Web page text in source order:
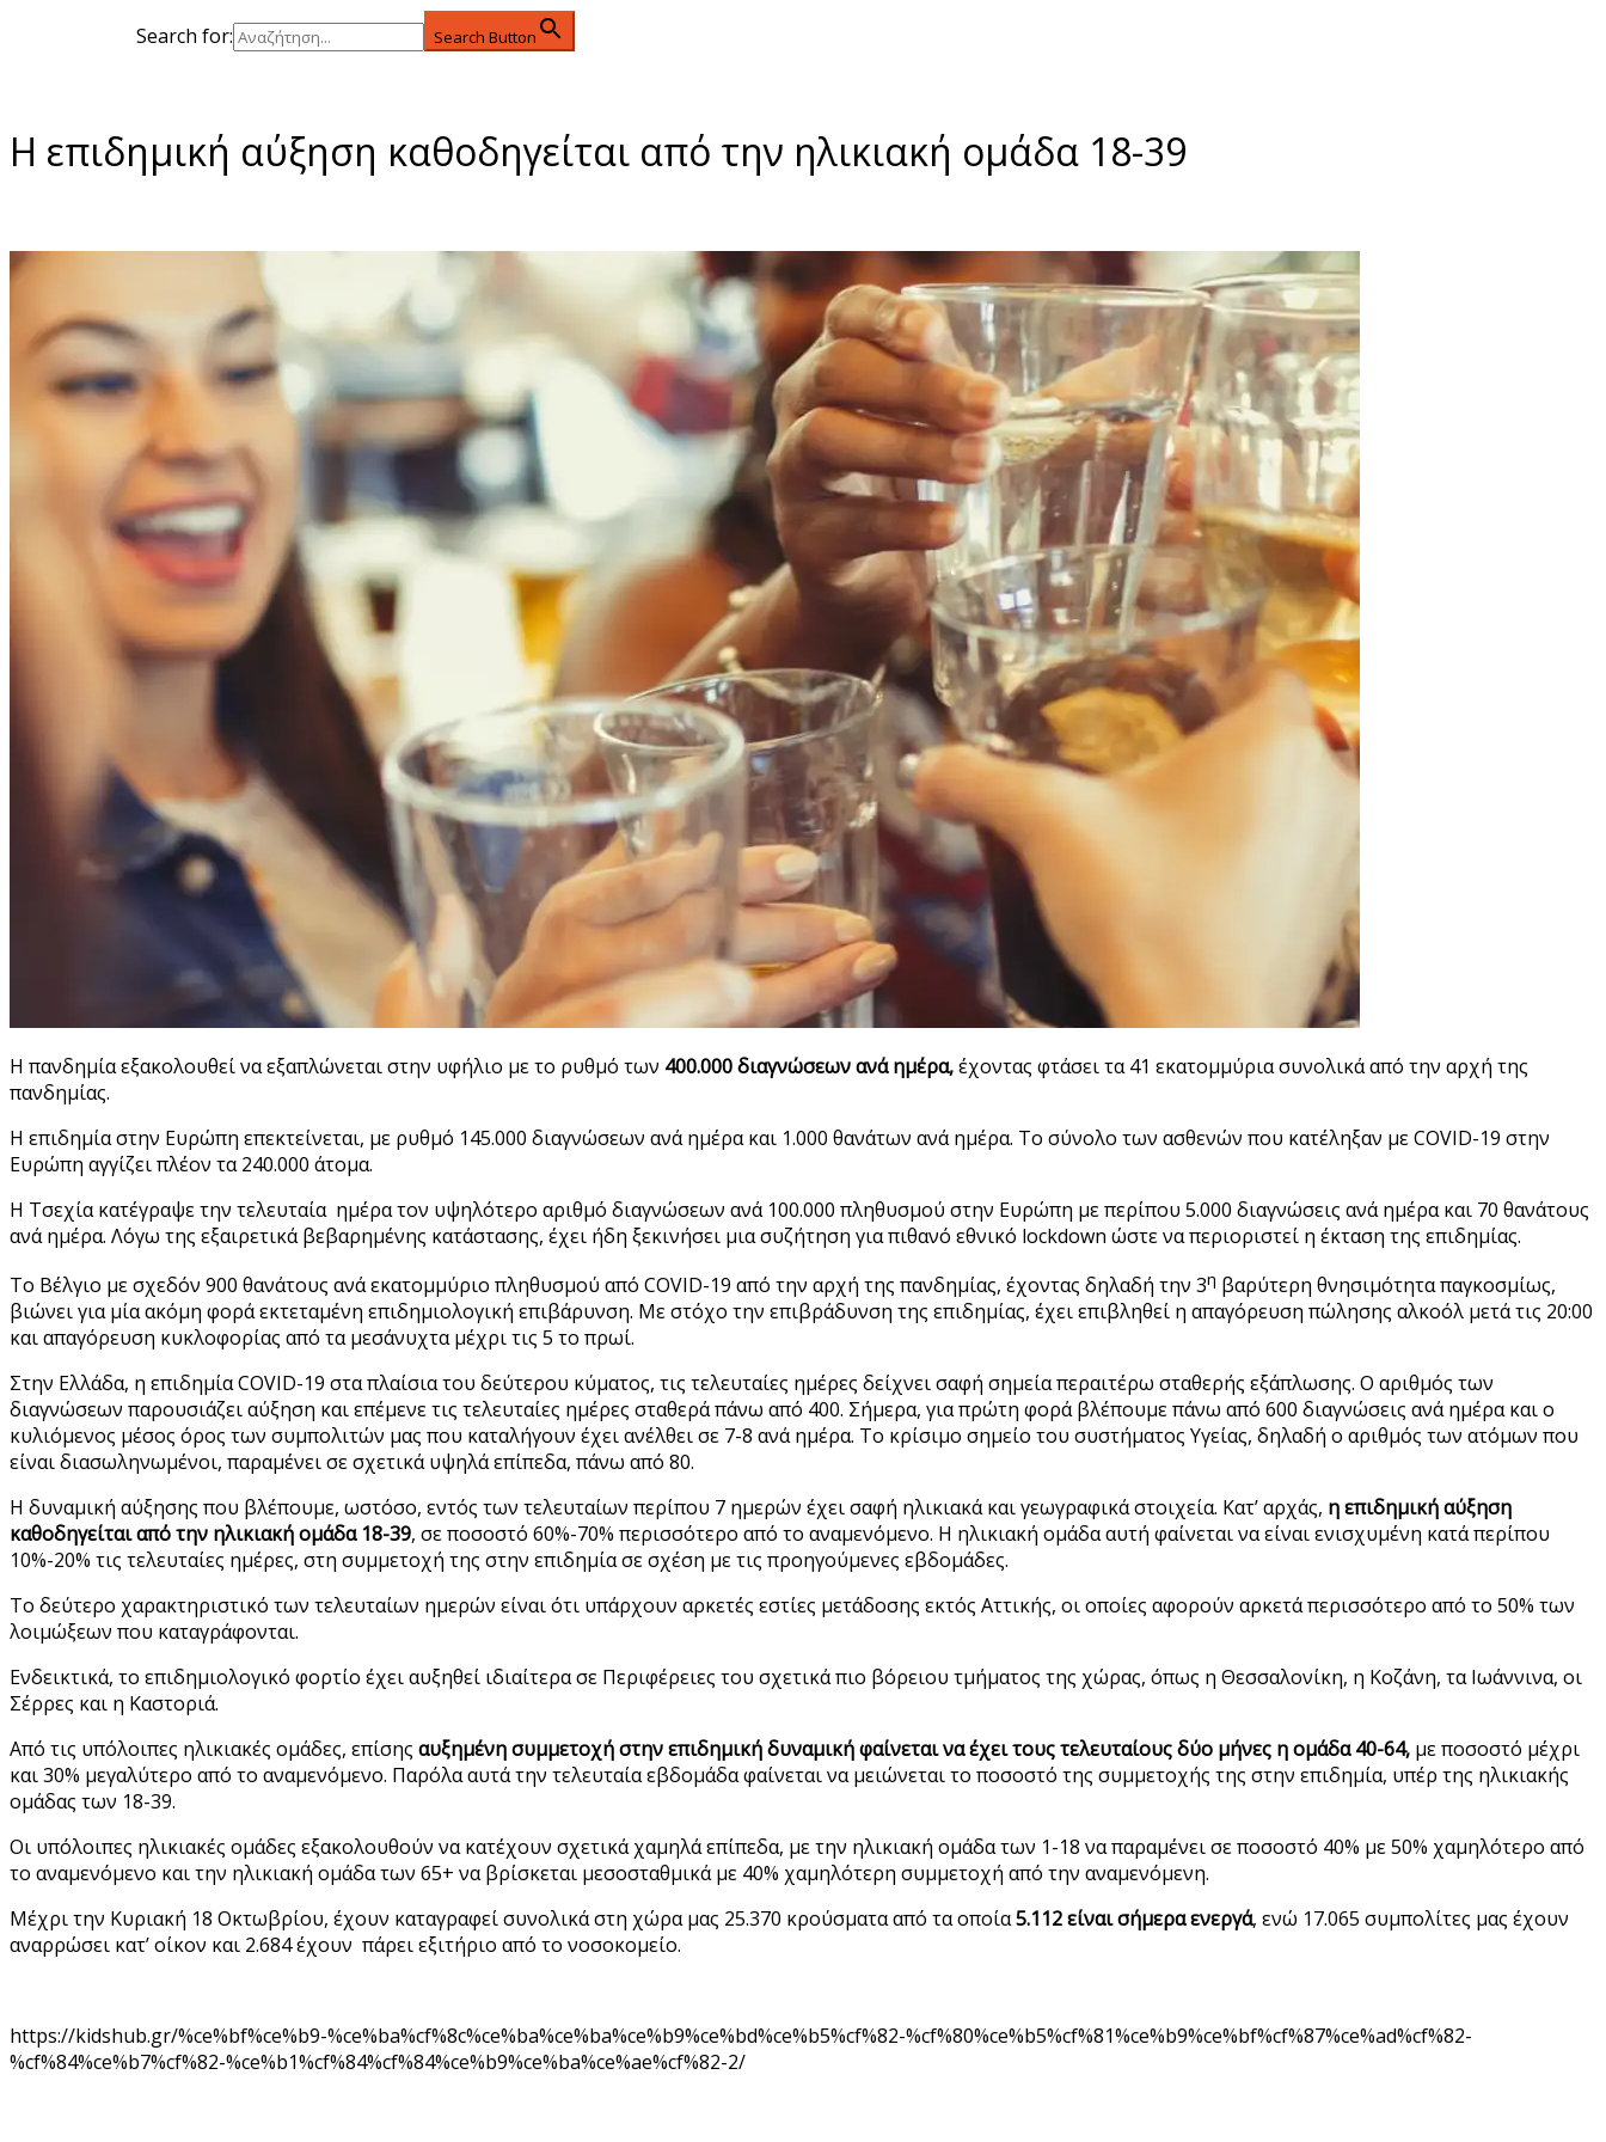
Search for: Search Button
Η επιδημική αύξηση καθοδηγείται από την ηλικιακή ομάδα 18-39
Η πανδημία εξακολουθεί να εξαπλώνεται στην υφήλιο με το ρυθμό των 400.000 διαγνώσεων ανά ημέρα,έχοντας φτάσει τα 41 εκατομμύρια συνολικά από την αρχή της
πανδημίας.
Η επιδημία στην Ευρώπη επεκτείνεται, με ρυθμό 145.000 διαγνώσεων ανά ημέρα και 1.000 θανάτων ανά ημέρα. Το σύνολο των ασθενών που κατέληξαν με COVID-19 στην
Ευρώπη αγγίζει πλέον τα 240.000 άτομα.
Η Τσεχία κατέγραψε την τελευταία ημέρα τον υψηλότερο αριθμό διαγνώσεων ανά 100.000 πληθυσμού στην Ευρώπη με περίπου 5.000 διαγνώσεις ανά ημέρα και 70 θανάτους
ανά ημέρα. Λόγω της εξαιρετικά βεβαρημένης κατάστασης, έχει ήδη ξεκινήσει μια συζήτηση για πιθανό εθνικό lockdown ώστε να περιοριστεί η έκταση της επιδημίας.
Το Βέλγιο με σχεδόν 900 θανάτους ανά εκατομμύριο πληθυσμού από COVID-19 από την αρχή της πανδημίας, έχοντας δηλαδή την 3η βαρύτερη θνησιμότητα παγκοσμίως,
βιώνει για μία ακόμη φορά εκτεταμένη επιδημιολογική επιβάρυνση. Με στόχο την επιβράδυνση της επιδημίας, έχει επιβληθεί η απαγόρευση πώλησης αλκοόλ μετά τις 20:00
και απαγόρευση κυκλοφορίας από τα μεσάνυχτα μέχρι τις 5 το πρωί.
Στην Ελλάδα, η επιδημία COVID-19 στα πλαίσια του δεύτερου κύματος, τις τελευταίες ημέρες δείχνει σαφή σημεία περαιτέρω σταθερής εξάπλωσης. Ο αριθμός των
διαγνώσεων παρουσιάζει αύξηση και επέμενε τις τελευταίες ημέρες σταθερά πάνω από 400. Σήμερα, για πρώτη φορά βλέπουμε πάνω από 600 διαγνώσεις ανά ημέρα και ο
κυλιόμενος μέσος όρος των συμπολιτών μας που καταλήγουν έχει ανέλθει σε 7-8 ανά ημέρα. Το κρίσιμο σημείο του συστήματος Υγείας, δηλαδή ο αριθμός των ατόμων που
είναι διασωληνωμένοι, παραμένει σε σχετικά υψηλά επίπεδα, πάνω από 80.
Η δυναμική αύξησης που βλέπουμε, ωστόσο, εντός των τελευταίων περίπου 7 ημερών έχει σαφή ηλικιακά και γεωγραφικά στοιχεία. Κατ’ αρχάς, η επιδημική αύξηση
καθοδηγείται από την ηλικιακή ομάδα 18-39, σε ποσοστό 60%-70% περισσότερο από το αναμενόμενο. Η ηλικιακή ομάδα αυτή φαίνεται να είναι ενισχυμένη κατά περίπου
10%-20% τις τελευταίες ημέρες, στη συμμετοχή της στην επιδημία σε σχέση με τις προηγούμενες εβδομάδες.
Το δεύτερο χαρακτηριστικό των τελευταίων ημερών είναι ότι υπάρχουν αρκετές εστίες μετάδοσης εκτός Αττικής, οι οποίες αφορούν αρκετά περισσότερο από το 50% των
λοιμώξεων που καταγράφονται.
Ενδεικτικά, το επιδημιολογικό φορτίο έχει αυξηθεί ιδιαίτερα σε Περιφέρειες του σχετικά πιο βόρειου τμήματος της χώρας, όπως η Θεσσαλονίκη, η Κοζάνη, τα Ιωάννινα, οι
Σέρρες και η Καστοριά.
Από τις υπόλοιπες ηλικιακές ομάδες, επίσης αυξημένη συμμετοχή στην επιδημική δυναμική φαίνεται να έχει τους τελευταίους δύο μήνες η ομάδα 40-64, με ποσοστό μέχρι
και 30% μεγαλύτερο από το αναμενόμενο. Παρόλα αυτά την τελευταία εβδομάδα φαίνεται να μειώνεται το ποσοστό της συμμετοχής της στην επιδημία, υπέρ της ηλικιακής
ομάδας των 18-39.
Οι υπόλοιπες ηλικιακές ομάδες εξακολουθούν να κατέχουν σχετικά χαμηλά επίπεδα, με την ηλικιακή ομάδα των 1-18 να παραμένει σε ποσοστό 40% με 50% χαμηλότερο από
το αναμενόμενο και την ηλικιακή ομάδα των 65+ να βρίσκεται μεσοσταθμικά με 40% χαμηλότερη συμμετοχή από την αναμενόμενη.
Μέχρι την Κυριακή 18 Οκτωβρίου, έχουν καταγραφεί συνολικά στη χώρα μας 25.370 κρούσματα από τα οποία5.112 είναι σήμερα ενεργά, ενώ 17.065 συμπολίτες μας έχουν
αναρρώσει κατ’ οίκον και 2.684 έχουν πάρει εξιτήριο από το νοσοκομείο.
https://kidshub.gr/%ce%bf%ce%b9-%ce%ba%cf%8c%ce%ba%ce%ba%ce%b9%ce%bd%ce%b5%cf%82-%cf%80%ce%b5%cf%81%ce%b9%ce%bf%cf%87%ce%ad%cf%82-
%cf%84%ce%b7%cf%82-%ce%b1%cf%84%cf%84%ce%b9%ce%ba%ce%ae%cf%82-2/